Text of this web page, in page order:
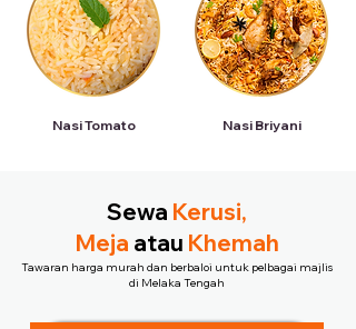
Nasi Tomato Nasi Briyani
Sewa Kerusi,
Meja atau Khemah
Tawaran harga murah dan berbaloi untuk pelbagai majlis
di Melaka Tengah